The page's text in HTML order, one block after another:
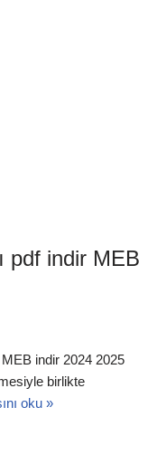
pdf indir MEB
MEB indir 2024 2025
birlikte
oku »